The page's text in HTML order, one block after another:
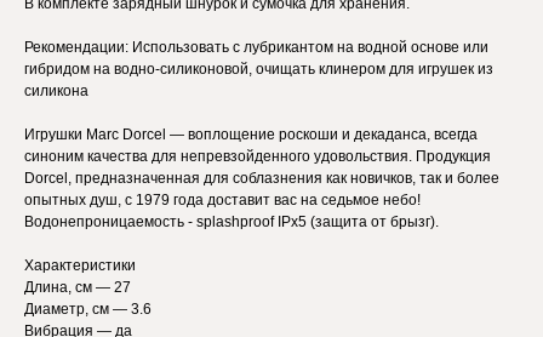
В комплекте зарядный шнурок и сумочка для хранения.
Рекомендации: Использовать с лубрикантом на водной основе или
гибридом на водно-силиконовой, очищать клинером для игрушек из
силикона
Игрушки Marc Dorcel — воплощение роскоши и декаданса, всегда
синоним качества для непревзойденного удовольствия. Продукция
Dorcel, предназначенная для соблазнения как новичков, так и более
опытных душ, с 1979 года доставит вас на седьмое небо!
Водонепроницаемость - splashproof IPx5 (защита от брызг).
Характеристики
Длина, см — 27
Диаметр, см — 3.6
Вибрация — да